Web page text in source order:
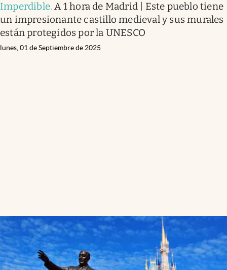
Imperdible.A 1 hora de Madrid | Este pueblo tiene
un impresionante castillo medieval y sus murales
están protegidos por la UNESCO
lunes, 01 de Septiembre de 2025